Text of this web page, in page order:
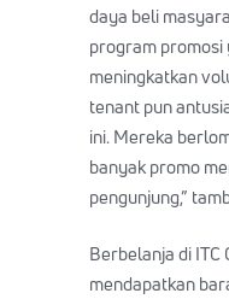
daya beli
program
meningkatkan
tenant pun
ini. Mereka
banyak promo
pengunjung,”
Berbelanja di ITC
mendapatkan